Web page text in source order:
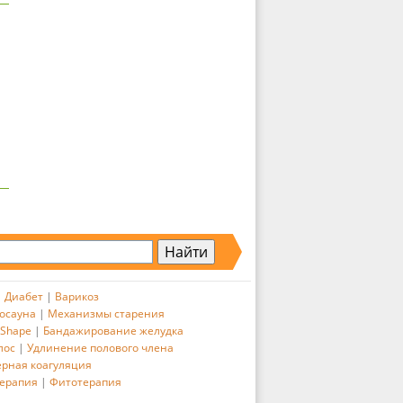
Диабет| Варикоз
| Механизмы старения
| Бандажирование желудка
| Удлинение полового члена
коагуляция
| Фитотерапия